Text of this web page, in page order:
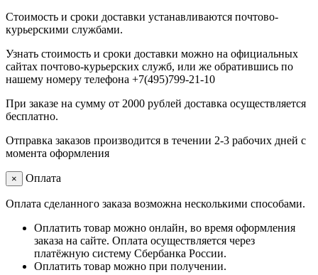
Стоимость и сроки доставки устанавливаются почтово-
курьерскими службами.
Узнать стоимость и сроки доставки можно на официальных
сайтах почтово-курьерских служб, или же обратившись по
нашему номеру телефона +7(495)799-21-10
При заказе на сумму от 2000 рублей доставка осуществляется
бесплатно.
Отправка заказов производится в течении 2-3 рабочих дней с
момента оформления
× Оплата
Оплата сделанного заказа возможна несколькими способами.
Оплатить товар можно онлайн, во время оформления
заказа на сайте. Оплата осуществляется через
платёжную систему Сбербанка России.
Оплатить товар можно при получении.